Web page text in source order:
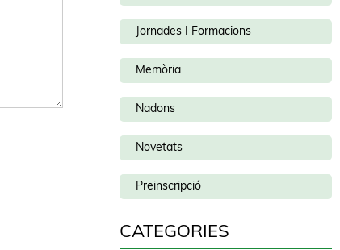
Jornades I Formacions
Memòria
Nadons
Novetats
Preinscripció
CATEGORIES